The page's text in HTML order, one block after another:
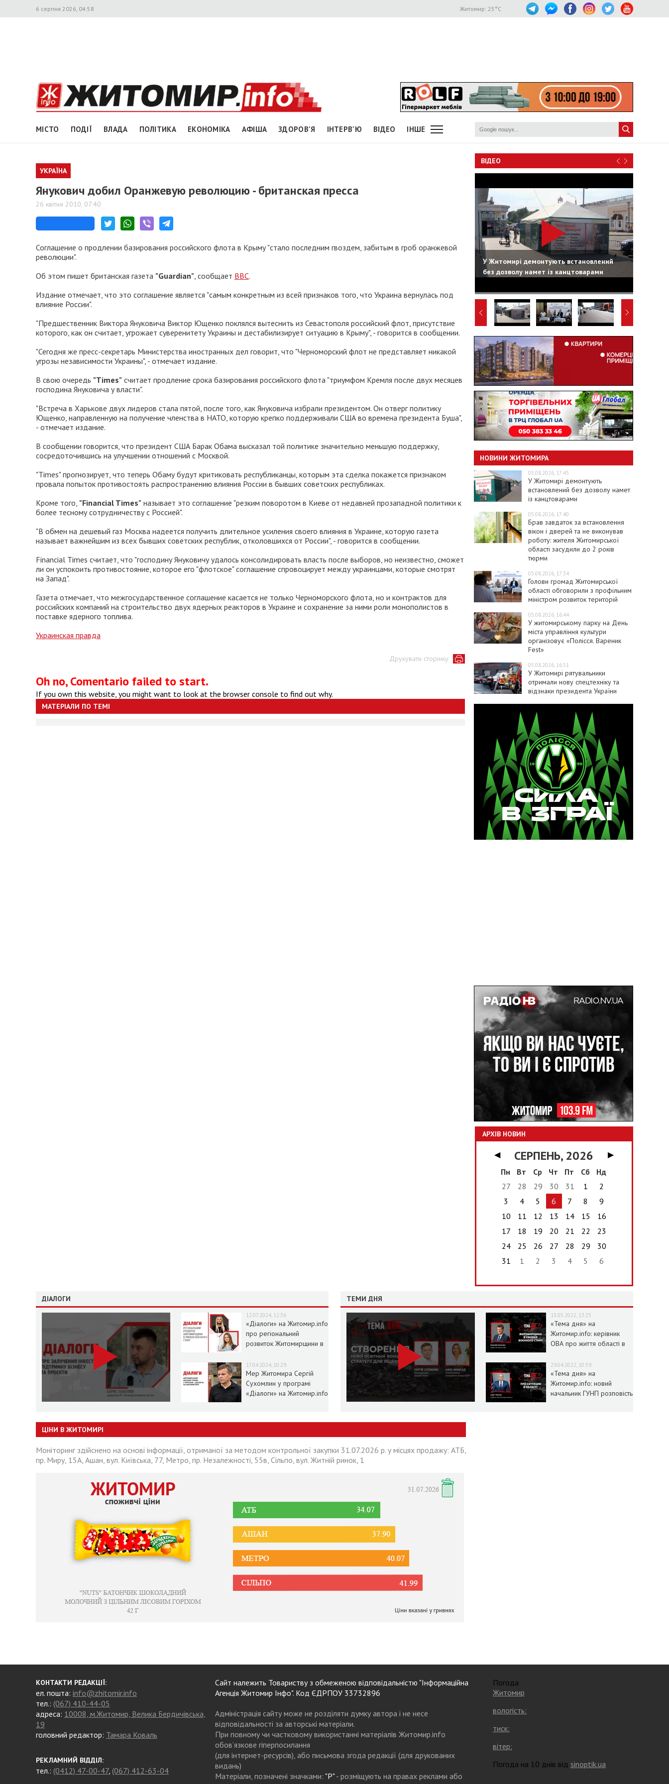
6 серпня 2026, 04:58 Житомир: 25 °C
МІСТО ПОДІЇ ВЛАДА ПОЛІТИКА ЕКОНОМІКА АФІША ЗДОРОВ'Я ІНТЕРВ'Ю ВІДЕО ІНШЕ
УКРАЇНА
Янукович добил Оранжевую революцию - британская пресса
26 квітня 2010, 07:40
Соглашение о продлении базирования российского флота в Крыму "стало последним гвоздем, забитым в гроб оранжевой
революции".
Об этом пишет британская газета "Guardian", сообщает ВВС.
Издание отмечает, что это соглашение является "самым конкретным из всей признаков того, что Украина вернулась под
влияние России".
"Предшественник Виктора Януковича Виктор Ющенко поклялся вытеснить из Севастополя российский флот, присутствие
которого, как он считает, угрожает суверенитету Украины и дестабилизирует ситуацию в Крыму", - говорится в сообщении.
"Сегодня же пресс-секретарь Министерства иностранных дел говорит, что "Черноморский флот не представляет никакой
угрозы независимости Украины", - отмечает издание.
В свою очередь "Times" считает продление срока базирования российского флота "триумфом Кремля после двух месяцев
господина Януковича у власти".
"Встреча в Харькове двух лидеров стала пятой, после того, как Януковича избрали президентом. Он отверг политику
Ющенко, направленную на получение членства в НАТО, которую крепко поддерживали США во времена президента Буша",
- отмечает издание.
В сообщении говорится, что президент США Барак Обама высказал той политике значительно меньшую поддержку,
сосредоточившись на улучшении отношений с Москвой.
"Times" прогнозирует, что теперь Обаму будут критиковать республиканцы, которым эта сделка покажется признаком
провала попыток противостоять распространению влияния России в бывших советских республиках.
Кроме того, "Financial Times" называет это соглашение "резким поворотом в Киеве от недавней прозападной политики к
более тесному сотрудничеству с Россией".
"В обмен на дешевый газ Москва надеется получить длительное усиления своего влияния в Украине, которую газета
называет важнейшим из всех бывших советских республик, отколовшихся от России", - говорится в сообщении.
Financial Times считает, что "господину Януковичу удалось консолидировать власть после выборов, но неизвестно, сможет
ли он успокоить противостояние, которое его "флотское" соглашение спровоцирует между украинцами, которые смотрят
на Запад".
Газета отмечает, что межгосударственное соглашение касается не только Черноморского флота, но и контрактов для
российских компаний на строительство двух ядерных реакторов в Украине и сохранение за ними роли монополистов в
поставке ядерного топлива.
Украинская правда
Друкувати сторінку
Oh no, Comentario failed to start.
If you own this website, you might want to look at the browser console to find out why.
МАТЕРІАЛИ ПО ТЕМІ
ВІДЕО
У Житомирі демонтують встановлений
без дозволу намет із канцтоварами
НОВИНИ ЖИТОМИРА
05.08.2026, 17:43
У Житомирі демонтують
встановлений без дозволу намет
із канцтоварами
05.08.2026, 17:40
Брав завдаток за встановлення
вікон і дверей та не виконував
роботу: жителя Житомирської
області засудили до 2 років
тюрми
05.08.2026, 17:34
Голови громад Житомирської
області обговорили з профільним
міністром розвиток територій
05.08.2026, 16:44
У житомирському парку на День
міста управління культури
організовує «Полісся. Вареник
Fest»
05.08.2026, 16:31
У Житомирі рятувальники
отримали нову спецтехніку та
відзнаки президента України
АРХІВ НОВИН
◀ СЕРПЕНЬ, 2026
▶
Пн
Вт Ср Чт Пт Сб
Нд
27
28 29 30 31 1
2
3
4 5 6 7 8
9
10
11 12 13 14 15
16
17
18 19 20 21 22
23
24
25 26 27 28 29
30
31
1 2 3 4 5 6
ДІАЛОГИ
12.07.2024, 12:36
«Діалоги» на Житомир.info
про регіональний
розвиток Житомирщини в
17.04.2024, 10:29
Мер Житомира Сергій
Сухомлин у програмі
«Діалоги» на Житомир.info
ТЕМИ ДНЯ
13.05.2022, 13:25
«Тема дня» на
Житомир.info: керівник
ОВА про життя області в
29.04.2022, 10:59
«Тема дня» на
Житомир.info: новий
начальник ГУНП розповість
ЦІНИ В ЖИТОМИРІ
Моніторинг здійснено на основі інформації, отриманої за методом контрольної закупки 31.07.2026 р. у місцях продажу: АТБ,
пр. Миру, 15А, Ашан, вул. Київська, 77, Метро, пр. Незалежності, 55в, Сільпо, вул. Житній ринок, 1
КОНТАКТИ РЕДАКЦІЇ:
ел. пошта: info@zhitomir.info
тел.: (067) 410-44-05
адреса: 10008, м.Житомир, Велика Бердичівська,
19
головний редактор: Тамара Коваль
РЕКЛАМНИЙ ВІДДІЛ:
тел.: (0412) 47-00-47, (067) 412-63-04
Сайт належить Товариству з обмеженою відповідальністю "Інформаційна
Агенція Житомир Інфо". Код ЄДРПОУ 33732896
Адміністрація сайту може не розділяти думку автора і не несе
відповідальності за авторські матеріали.
При повному чи частковому використанні матеріалів Житомир.info
обов’язкове гіперпосилання
(для інтернет-ресурсів), або письмова згода редакції (для друкованих
видань)
Матеріали, позначені значками: "Р"- розміщують на правах реклами або
Погода
Житомир
вологість:
тиск:
вітер:
Погода на 10 днів від sinoptik.ua